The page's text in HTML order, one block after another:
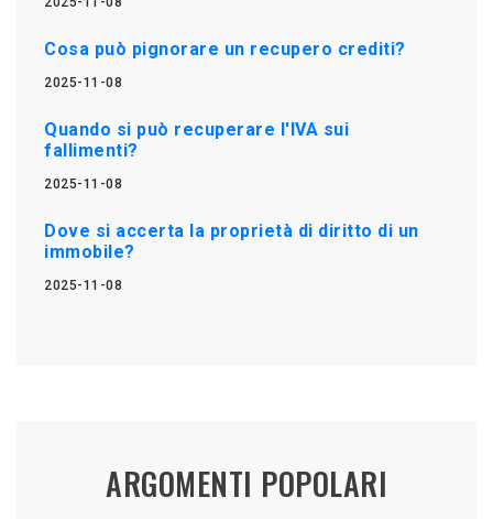
Cosa può pignorare un recupero crediti?
2025-11-08
Quando si può recuperare l'IVA sui
fallimenti?
2025-11-08
Dove si accerta la proprietà di diritto di un
immobile?
2025-11-08
ARGOMENTI POPOLARI